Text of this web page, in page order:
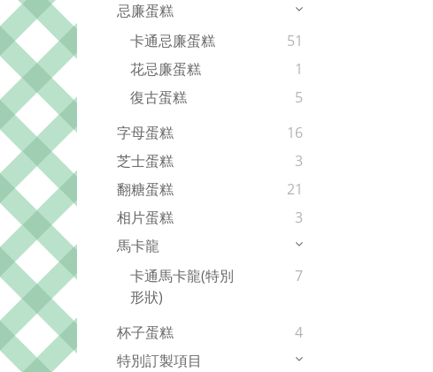
忌廉蛋糕
卡通忌廉蛋糕
51
花忌廉蛋糕
1
復古蛋糕
5
字母蛋糕
16
芝士蛋糕
3
翻糖蛋糕
21
相片蛋糕
3
馬卡龍
卡通馬卡龍(特別
形狀)
7
杯子蛋糕
4
特別訂製項目